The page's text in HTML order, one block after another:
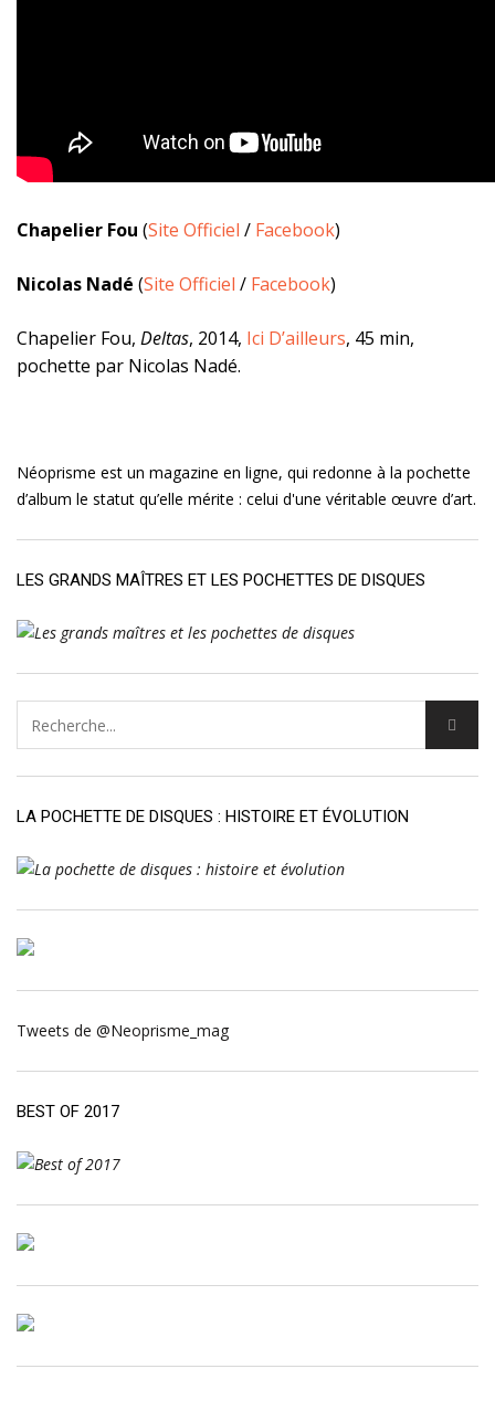
Chapelier Fou (Site Officiel / Facebook)
Nicolas Nadé (Site Officiel / Facebook)
Chapelier Fou, Deltas, 2014, Ici D’ailleurs, 45 min,
pochette par Nicolas Nadé.
Néoprisme est un magazine en ligne, qui redonne à la pochette
d’album le statut qu’elle mérite : celui d'une véritable œuvre d’art.
LES GRANDS MAÎTRES ET LES POCHETTES DE DISQUES
LA POCHETTE DE DISQUES : HISTOIRE ET ÉVOLUTION
Tweets de @Neoprisme_mag
BEST OF 2017